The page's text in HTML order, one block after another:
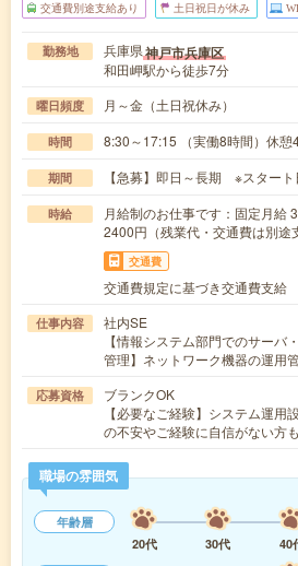
交通費別途支給あり 土日祝日が休み
勤務地 兵庫県神戸市兵庫区
和田岬駅から徒歩7分
曜日頻度 月～金（土日祝休み）
時間 8:30～17:15 （実働8時間）休憩
期間 【急募】即日～長期 ※スタート
時給
月給制のお仕事です：固定月
2400円（残業代・交通費は別途
交通費
交通費規定に基づき交通費支給
仕事内容
社内SE
【情報システム部門でのサーバ
管理】ネットワーク機器の運用
応募資格
ブランクOK
【必要なご経験】システム運用
の不安やご経験に自信がない方
職場の雰囲気
年齢層
20代
30代 40